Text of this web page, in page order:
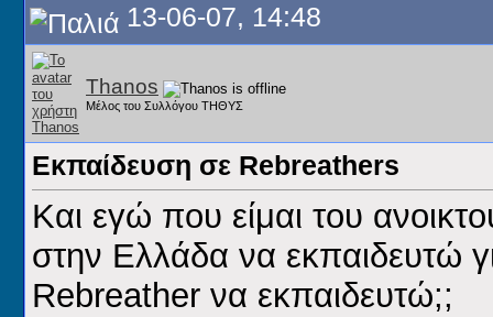
13-06-07, 14:48
Thanos
Μέλος του Συλλόγου ΤΗΘΥΣ
Εκπαίδευση σε Rebreathers
Και εγώ που είμαι του
στην Ελλάδα να εκπαιδευτώ
Rebreather να εκπαιδευτώ;;